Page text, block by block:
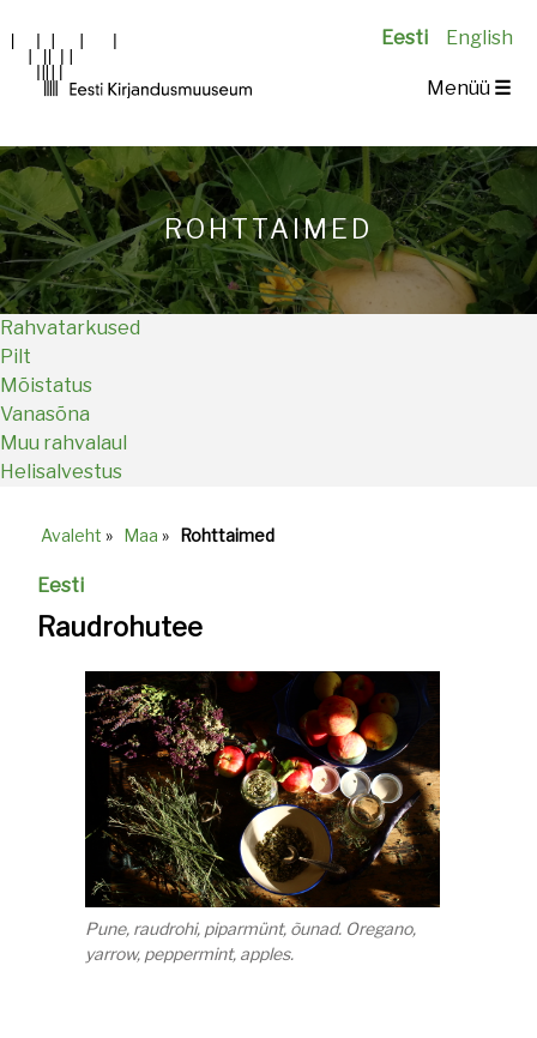
Eesti English
Main
Menüü ☰
ROHTTAIMED
Rahvatarkused
Pilt
Mõistatus
Vanasõna
Muu rahvalaul
Helisalvestus
Avaleht » Maa » Rohttaimed
Eesti
Raudrohutee
Pune, raudrohi, piparmünt, õunad. Oregano,
yarrow, peppermint, apples.